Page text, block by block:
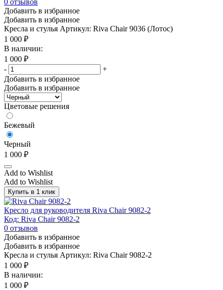
Добавить в избранное
Добавить в избранное
Кресла и стулья Артикул: Riva Chair 9036 (Лотос)
1 000 ₽
В наличии:
1 000 ₽
-
+
Добавить в избранное
Добавить в избранное
Цветовые решения
Бежевый
Черный
1 000 ₽
Add to Wishlist
Add to Wishlist
Купить в 1 клик
Кресло для руководителя Riva Chair 9082-2
Код: Riva Chair 9082-2
0 отзывов
Добавить в избранное
Добавить в избранное
Кресла и стулья Артикул: Riva Chair 9082-2
1 000 ₽
В наличии:
1 000 ₽